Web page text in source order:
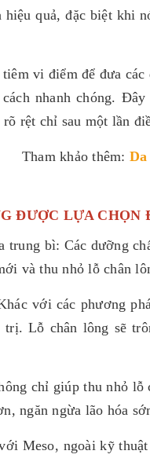
hiệu quả, đặc biệt khi
vi điểm để đưa
nhanh chóng.
rệt chỉ sau một lần
Tham khảo thêm:
ĐƯỢC LỰA
trung bì: Các dưỡng
và thu nhỏ lỗ chân
với các phương
Lỗ chân lông sẽ
chỉ giúp thu nhỏ
ngăn ngừa lão hóa
Meso, ngoài kỹ